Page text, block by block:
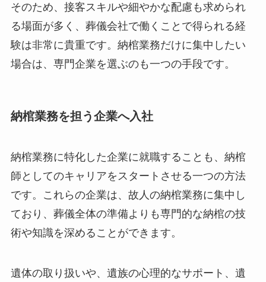
そのため、接客スキルや細やかな配慮も求められ
る場面が多く、葬儀会社で働くことで得られる経
験は非常に貴重です。納棺業務だけに集中したい
場合は、専門企業を選ぶのも一つの手段です。
納棺業務を担う企業へ入社
納棺業務に特化した企業に就職することも、納棺
師としてのキャリアをスタートさせる一つの方法
です。これらの企業は、故人の納棺業務に集中し
ており、葬儀全体の準備よりも専門的な納棺の技
術や知識を深めることができます。
遺体の取り扱いや、遺族の心理的なサポート、遺